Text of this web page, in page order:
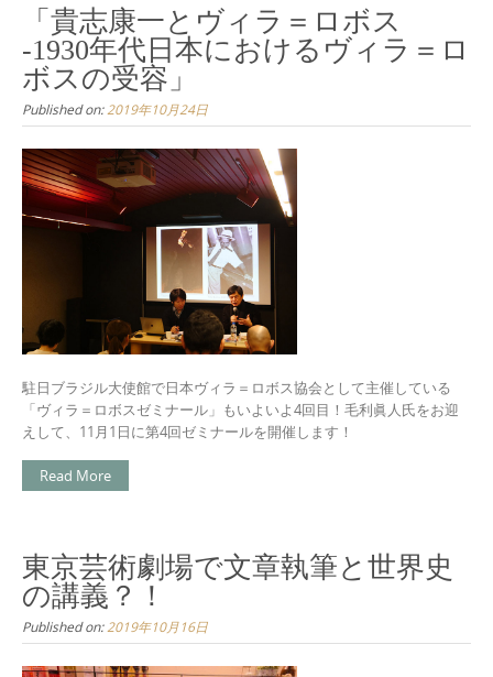
「貴志康一とヴィラ＝ロボス
-1930年代日本におけるヴィラ＝ロ
ボスの受容」
Published on:2019年10月24日
駐日ブラジル大使館で日本ヴィラ＝ロボス協会として主催 している
「ヴィラ＝ロボスゼミナール」もいよいよ4回目！毛利眞人氏をお迎
えして、11月1日に第4回ゼミナールを開催します！
Read More
東京芸術劇場で文章執筆と世界史
の講義？！
Published on:2019年10月16日